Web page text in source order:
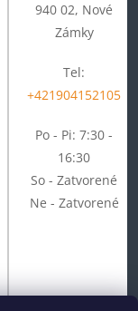
940 02, Nové
Zámky
Tel:
+421904152105
Po - Pi: 7:30 -
16:30
So - Zatvorené
Ne - Zatvorené